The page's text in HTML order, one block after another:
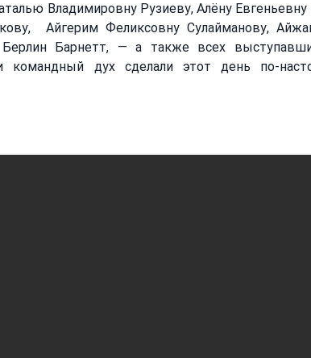
Владимировну Рузиеву, Алёну
Айгерим Феликсовну Сулайманову,
Барнетт, — а также всех
командный дух сделали этот день по-